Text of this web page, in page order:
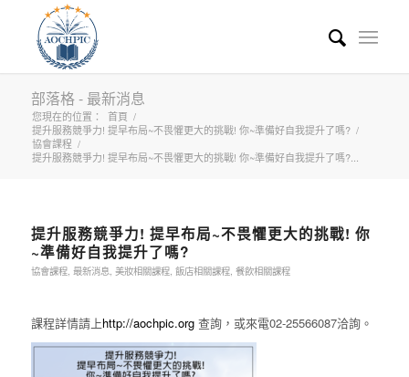
部落格 - 最新消息
您現在的位置： 首頁 /
提升服務競爭力! 提早布局~不畏懼更大的挑戰! 你~準備好自我提升了嗎? /
協會課程 /
提升服務競爭力! 提早布局~不畏懼更大的挑戰! 你~準備好自我提升了嗎?...
提升服務競爭力! 提早布局~不畏懼更大的挑戰! 你
~準備好自我提升了嗎?
協會課程, 最新消息, 美妝相關課程, 飯店相關課程, 餐飲相關課程
課程詳情請上http://aochpic.org查詢，或來電02-25566087洽詢。